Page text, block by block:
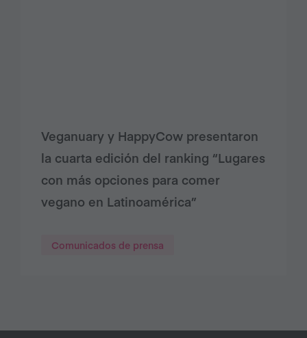
Veganuary y HappyCow presentaron
la cuarta edición del ranking “Lugares
con más opciones para comer
vegano en Latinoamérica”
Comunicados de prensa